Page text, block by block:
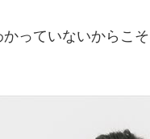
っていないからこ